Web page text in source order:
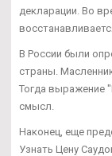
декларации. Во
В России были
страны.
Тогда выражение
смысл.
Наконец, еще
Узнать Цену